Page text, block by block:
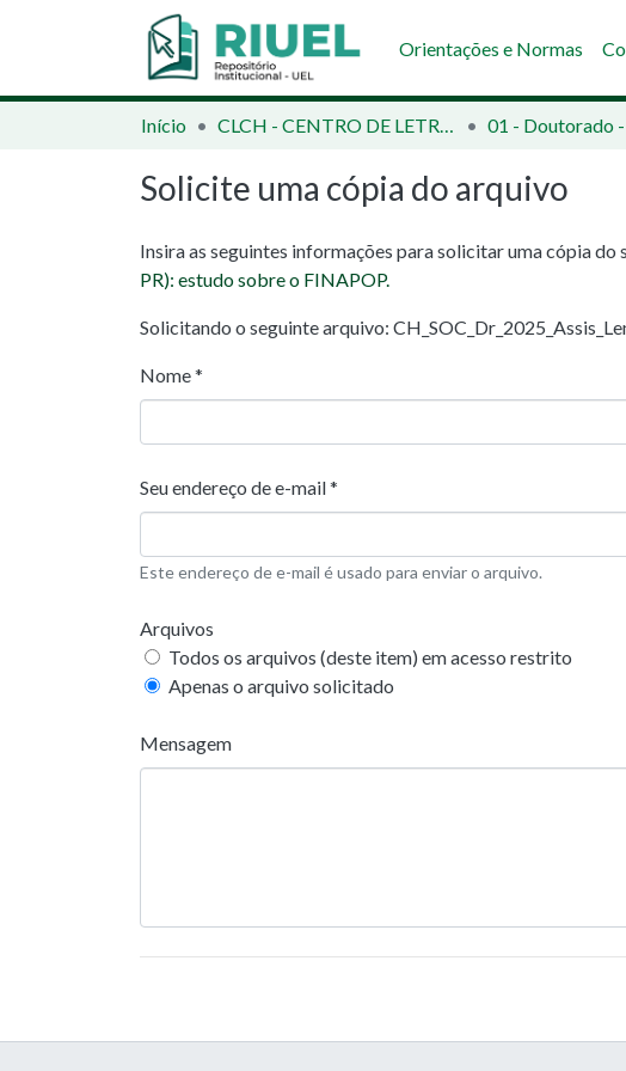
Orientações e Normas
Início CLCH - CENTRO DE LETRAS E CIÊNCIAS HUMANAS 01 - Doutorado
Solicite uma cópia do arquivo
Insira as seguintes informações para solicitar uma cópia do
PR): estudo sobre o FINAPOP.
Solicitando o seguinte arquivo:
Nome *
Seu endereço de e-mail *
Este endereço de e-mail é usado para enviar o arquivo.
Arquivos
Todos os arquivos (deste item) em acesso restrito
Apenas o arquivo solicitado
Mensagem